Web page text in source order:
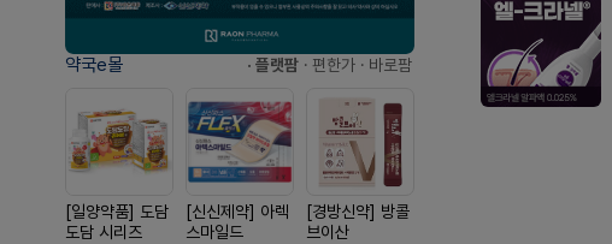
약국e몰 · 플랫팜 · 편한가 · 바로팜
[일양약품] 도담
도담 시리즈
[신신제약] 아렉
스마일드
[경방신약] 방콜
브이산